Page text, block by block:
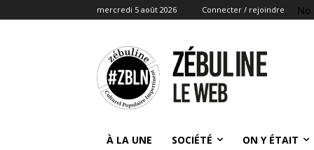
mercredi 5 août 2026 Connecter / rejoindre No
À LA UNE SOCIÉTÉ ON Y ÉTAIT